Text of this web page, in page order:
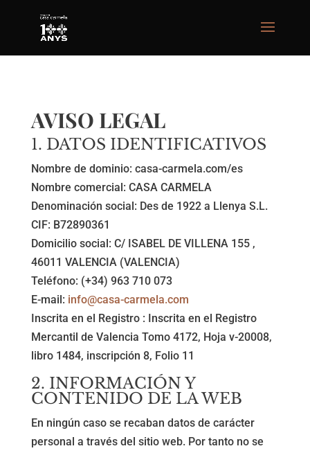
AVISO LEGAL
1. DATOS IDENTIFICATIVOS
Nombre de dominio: casa-carmela.com/es
Nombre comercial: CASA CARMELA
Denominación social: Des de 1922 a Llenya S.L.
CIF: B72890361
Domicilio social: C/ ISABEL DE VILLENA 155 ,
46011 VALENCIA (VALENCIA)
Teléfono: (+34) 963 710 073
E-mail: info@casa-carmela.com
Inscrita en el Registro : Inscrita en el Registro
Mercantil de Valencia Tomo 4172, Hoja v-20008,
libro 1484, inscripción 8, Folio 11
2. INFORMACIÓN Y
CONTENIDO DE LA WEB
En ningún caso se recaban datos de carácter
personal a través del sitio web. Por tanto no se